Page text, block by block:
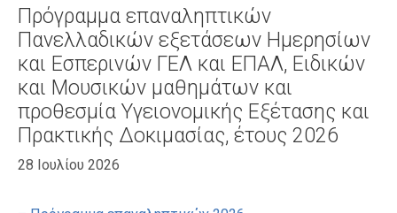
Πρόγραμμα επαναληπτικών
Πανελλαδικών εξετάσεων Ημερησίων
και Εσπερινών ΓΕΛ και ΕΠΑΛ, Ειδικών
και Μουσικών μαθημάτων και
προθεσμία Υγειονομικής Εξέτασης και
Πρακτικής Δοκιμασίας, έτους 2026
28 Ιουλίου 2026